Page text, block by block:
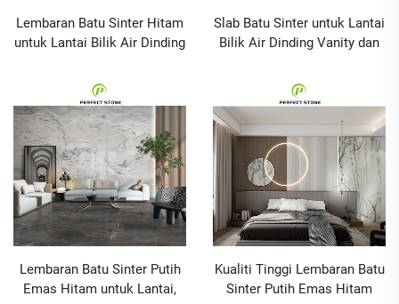
Lembaran Batu Sinter Hitam
untuk Lantai Bilik Air Dinding
Slab Batu Sinter untuk Lantai
Bilik Air Dinding Vanity dan
Lembaran Batu Sinter Putih
Emas Hitam untuk Lantai,
Kualiti Tinggi Lembaran Batu
Sinter Putih Emas Hitam